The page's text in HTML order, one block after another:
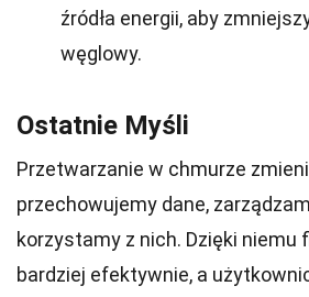
źródła energii, aby
węglowy.
Ostatnie Myśli
Przetwarzanie w chmurze
przechowujemy dane,
korzystamy z nich. Dzięki niemu
bardziej efektywnie, a